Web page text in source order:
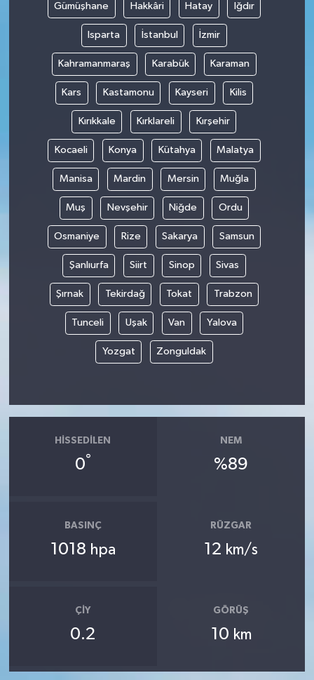
Gümüşhane Hakkâri Hatay Iğdır
Isparta İstanbul İzmir
Kahramanmaraş Karabük Karaman
Kars Kastamonu Kayseri Kilis
Kırıkkale Kırklareli Kırşehir
Kocaeli Konya Kütahya Malatya
Manisa Mardin Mersin Muğla
Muş Nevşehir Niğde Ordu
Osmaniye Rize Sakarya Samsun
Şanlıurfa Siirt Sinop Sivas
Şırnak Tekirdağ Tokat Trabzon
Tunceli Uşak Van Yalova
Yozgat Zonguldak
HISSEDILEN
0°
NEM
%89
BASINÇ
1018 hpa
RÜZGAR
12 km/s
ÇIY
0.2
GÖRÜŞ
10 km